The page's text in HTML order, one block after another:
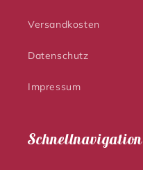
Versandkosten
Datenschutz
Impressum
Schnellnavigation